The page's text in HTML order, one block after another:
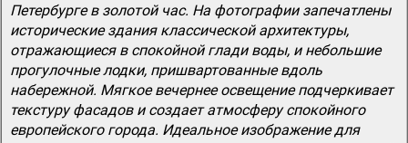
Петербурге в золотой час. На фотографии запечатлены
исторические здания классической архитектуры,
отражающиеся в спокойной глади воды, и небольшие
прогулочные лодки, пришвартованные вдоль
набережной. Мягкое вечернее освещение подчеркивает
текстуру фасадов и создает атмосферу спокойного
европейского города. Идеальное изображение для